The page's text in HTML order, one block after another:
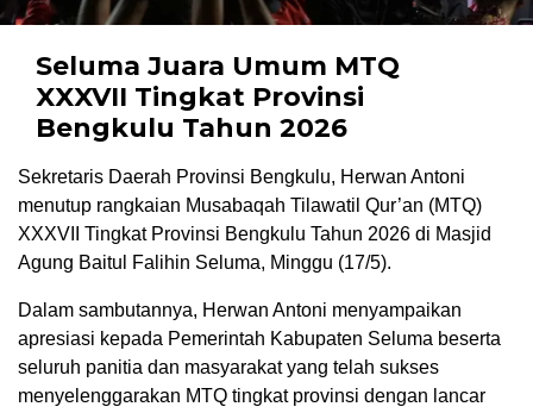
Seluma Juara Umum MTQ
XXXVII Tingkat Provinsi
Bengkulu Tahun 2026
Sekretaris Daerah Provinsi Bengkulu, Herwan Antoni
menutup rangkaian Musabaqah Tilawatil Qur’an (MTQ)
XXXVII Tingkat Provinsi Bengkulu Tahun 2026 di Masjid
Agung Baitul Falihin Seluma, Minggu (17/5).
Dalam sambutannya, Herwan Antoni menyampaikan
apresiasi kepada Pemerintah Kabupaten Seluma beserta
seluruh panitia dan masyarakat yang telah sukses
menyelenggarakan MTQ tingkat provinsi dengan lancar